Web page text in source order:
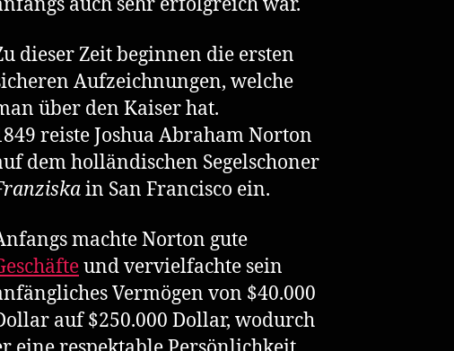
dieser Zeit beginnen die ersten
Aufzeichnungen, welche
über den Kaiser hat.
reiste Joshua Abraham Norton
dem holländischen Segelschoner
in San Francisco ein.
machte Norton gute
und vervielfachte sein
Vermögen von $40.000
auf $250.000 Dollar, wodurch